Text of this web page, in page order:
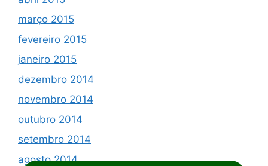
março 2015
fevereiro 2015
janeiro 2015
dezembro 2014
novembro 2014
outubro 2014
setembro 2014
agosto 2014